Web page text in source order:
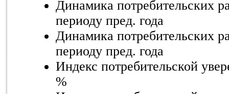
Динамика потребительских
периоду пред. года
Динамика потребительских
периоду пред. года
Индекс потребительской
%